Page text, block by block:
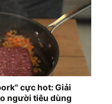
cực hot: Giải
người tiêu dùng